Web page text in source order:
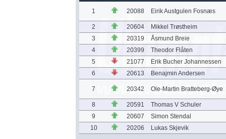
1 20088 Eirik Austgulen Fosnæs
2 20604
Mikkel Trøstheim
3
20319
Åsmund Breie
4
20399
Theodor Flåten
5
21077
Erik Bucher Johannessen
6
20613 Benajmin Andersen
7 20342 Ole-Martin Bratteberg-Øye
8 20591
Thomas V Schuler
9
20607
Simon Stendal
10
20206 Lukas Skjevik